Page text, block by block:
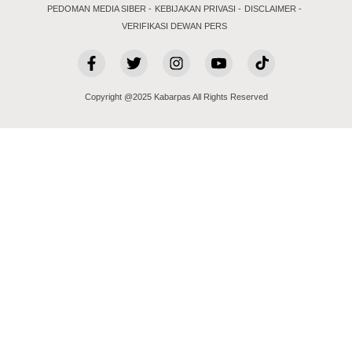
PEDOMAN MEDIA SIBER KEBIJAKAN PRIVASI
DISCLAIMER
VERIFIKASI DEWAN PERS
Copyright @2025 Kabarpas All Rights Reserved